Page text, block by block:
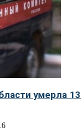
умерла